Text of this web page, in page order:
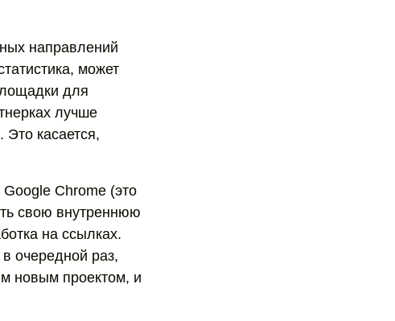
направлений
может
для
лучше
касается,
Chrome (это
свою внутреннюю
на ссылках.
очередной раз,
новым проектом, и